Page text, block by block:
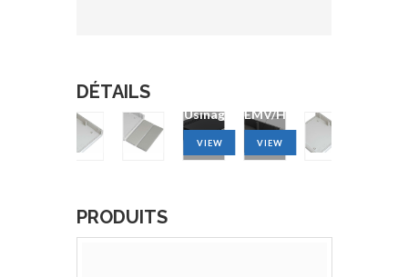
DÉTAILS
Usinage
VIEW
EMV/HF
VIEW
PRODUITS